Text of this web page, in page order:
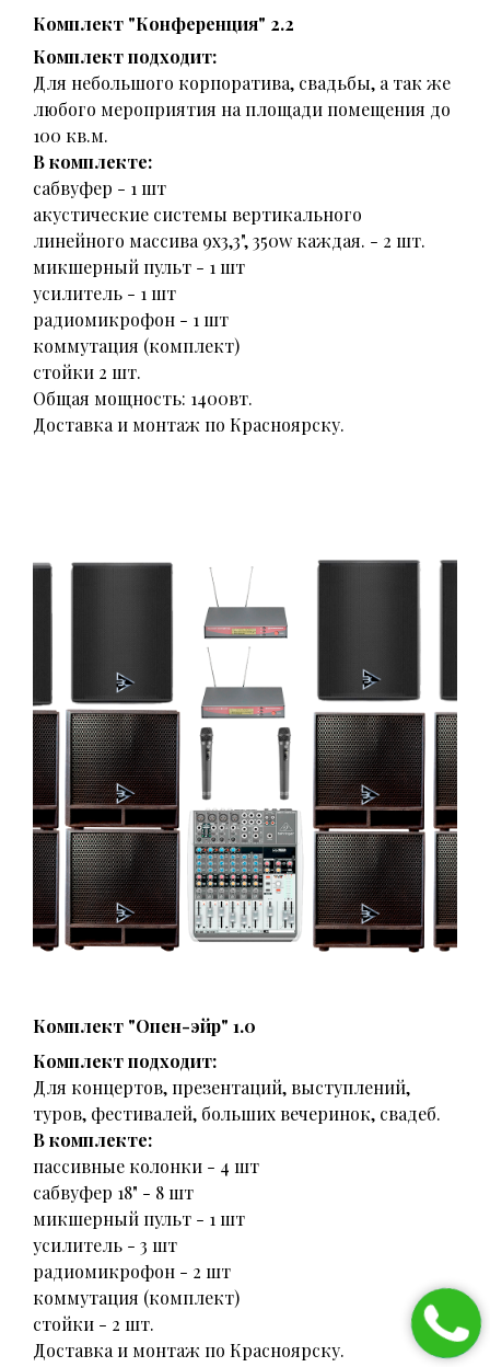
Комплект "Конференция" 2.2
Комплект подходит:
Для небольшого корпоратива, свадьбы, а так же
любого мероприятия на площади помещения до
100 кв.м.
В комплекте:
сабвуфер - 1 шт
акустические системы вертикального
линейного массива 9х3,3", 350w каждая. - 2 шт.
микшерный пульт - 1 шт
усилитель - 1 шт
радиомикрофон - 1 шт
коммутация (комплект)
стойки 2 шт.
Общая мощность: 1400вт.
Доставка и монтаж по Красноярску.
Комплект "Опен-эйр" 1.0
Комплект подходит:
Для концертов, презентаций, выступлений,
туров, фестивалей, больших вечеринок, свадеб.
В комплекте:
пассивные колонки - 4 шт
сабвуфер 18" - 8 шт
микшерный пульт - 1 шт
усилитель - 3 шт
радиомикрофон - 2 шт
коммутация (комплект)
стойки - 2 шт.
Доставка и монтаж по Красноярску.